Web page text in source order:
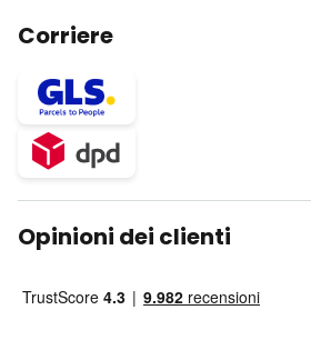
Corriere
Opinioni dei clienti